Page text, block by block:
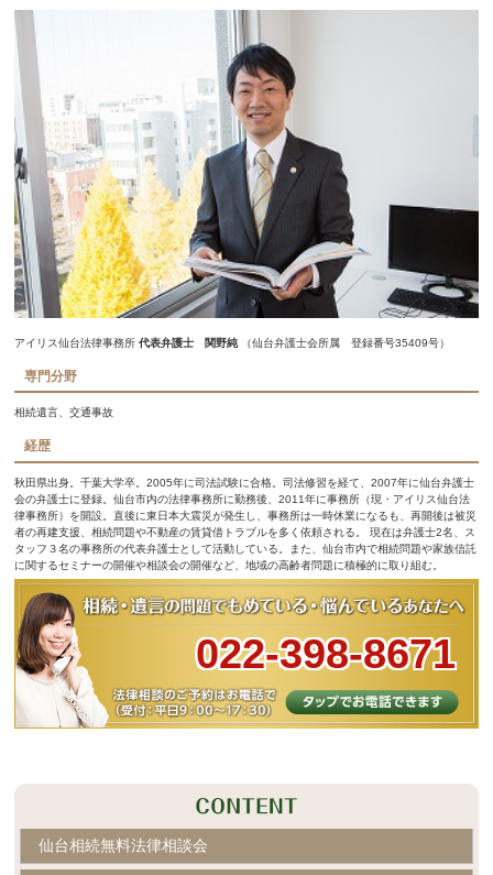
アイリス仙台法律事務所代表弁護士 関野純 （仙台弁護士会所属 登録番号35409号）
専門分野
相続遺言、交通事故
経歴
秋田県出身。千葉大学卒。2005年に司法試験に合格。司法修習を経て、2007年に仙台弁護士
会の弁護士に登録。仙台市内の法律事務所に勤務後、2011年に事務所（現・アイリス仙台法
律事務所）を開設。直後に東日本大震災が発生し、事務所は一時休業になるも、再開後は被災
者の再建支援、相続問題や不動産の賃貸借トラブルを多く依頼される。 現在は弁護士2名、ス
タッフ３名の事務所の代表弁護士として活動している。また、仙台市内で相続問題や家族信託
に関するセミナーの開催や相談会の開催など、地域の高齢者問題に積極的に取り組む。
022-398-8671
仙台相続無料法律相談会